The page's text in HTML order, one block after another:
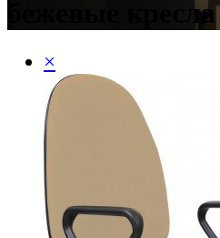
бежевые кресла
×